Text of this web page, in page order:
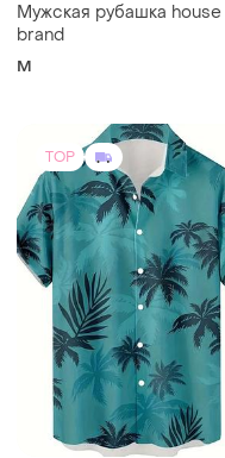
Мужская рубашка house
brand
M
TOP